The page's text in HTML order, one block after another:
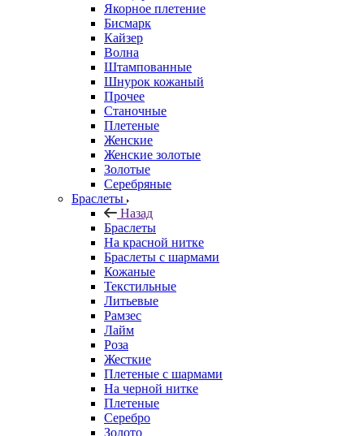
Якорное плетение
Бисмарк
Кайзер
Волна
Штампованные
Шнурок кожаный
Прочее
Станочные
Плетеные
Женские
Женские золотые
Золотые
Серебряные
Браслеты
Назад
Браслеты
На красной нитке
Браслеты с шармами
Кожаные
Текстильные
Литьевые
Рамзес
Лайм
Роза
Жесткие
Плетеные с шармами
На черной нитке
Плетеные
Серебро
Золото